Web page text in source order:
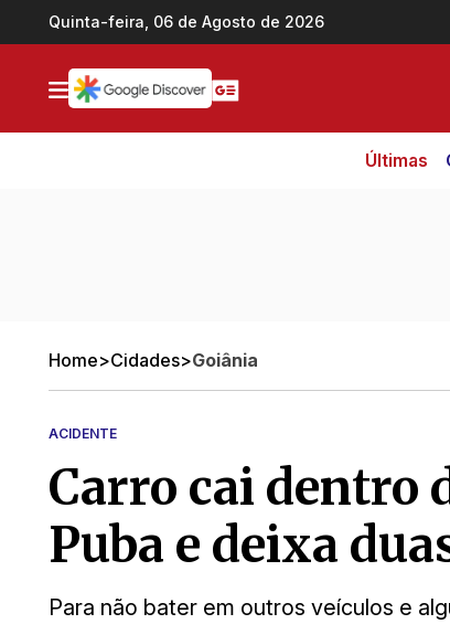
Ir direto pro conteúdo
Quinta-feira, 06 de Agosto de 2026
Últimas
Home>Cidades>Goiânia
ACIDENTE
Carro cai dentro
Puba e deixa
Para não bater em outros veículos e